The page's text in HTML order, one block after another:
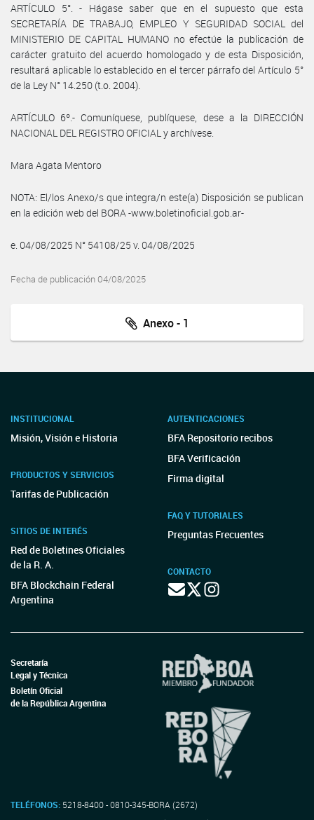
ARTÍCULO 5°. - Hágase saber que en el supuesto que esta
SECRETARÍA DE TRABAJO, EMPLEO Y SEGURIDAD SOCIAL del
MINISTERIO DE CAPITAL HUMANO no efectúe la publicación de
carácter gratuito del acuerdo homologado y de esta Disposición,
resultará aplicable lo establecido en el tercer párrafo del Artículo 5°
de la Ley N° 14.250 (t.o. 2004).
ARTÍCULO 6º.- Comuníquese, publíquese, dese a la DIRECCIÓN
NACIONAL DEL REGISTRO OFICIAL y archívese.
Mara Agata Mentoro
NOTA: El/los Anexo/s que integra/n este(a) Disposición se publican
en la edición web del BORA -www.boletinoficial.gob.ar-
e. 04/08/2025 N° 54108/25 v. 04/08/2025
Fecha de publicación 04/08/2025
Anexo - 1
INSTITUCIONAL
Misión, Visión e Historia
PRODUCTOS Y SERVICIOS
Tarifas de Publicación
SITIOS DE INTERÉS
Red de Boletines Oficiales
de la R. A.
BFA Blockchain Federal
Argentina
AUTENTICACIONES
BFA Repositorio recibos
BFA Verificación
Firma digital
FAQ Y TUTORIALES
Preguntas Frecuentes
CONTACTO
Secretaría
Legal y Técnica
Boletín Oficial
de la República Argentina
TELÉFONOS: 5218-8400 - 0810-345-BORA (2672)